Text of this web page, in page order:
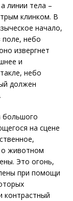
линии тела –
клинком. В
начало,
небо
извергнет
и
небо
должен
большого
на сцене
о животном
Это огонь,
при помощи
контрастный